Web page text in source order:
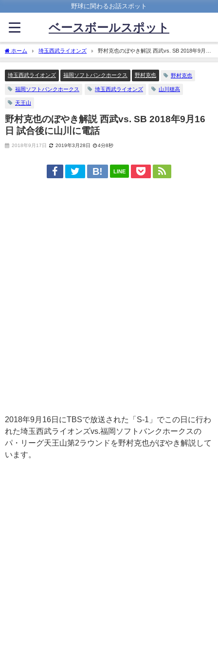
野球に関わるお話スポット
ベースボールスポット
ホーム 埼玉西武ライオンズ
野村克也のぼやき解説 西武vs. SB 2018年9月16
日 試合後に山川に電話
埼玉西武ライオンズ 福岡ソフトバンクホークス 野村克也 野村克也
福岡ソフトバンクホークス 埼玉西武ライオンズ 山川穂高
天王山
野村克也のぼやき解説 西武vs. SB 2018年9月16
日 試合後に山川に電話
2018年9月17日 2019年3月28日 4分8秒
LINE
2018年9月16日にTBSで放送された「S-1」でこの日に行わ
れた埼玉西武ライオンズvs.福岡ソフトバンクホークスの
パ・リーグ天王山第2ラウンドを野村克也がぼやき解説して
います。